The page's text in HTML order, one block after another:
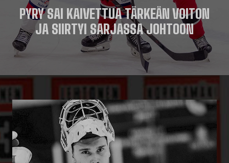
PYRY SAI KAIVETTUA TÄRKEÄN VOITON
JA SIIRTYI SARJASSA JOHTOON